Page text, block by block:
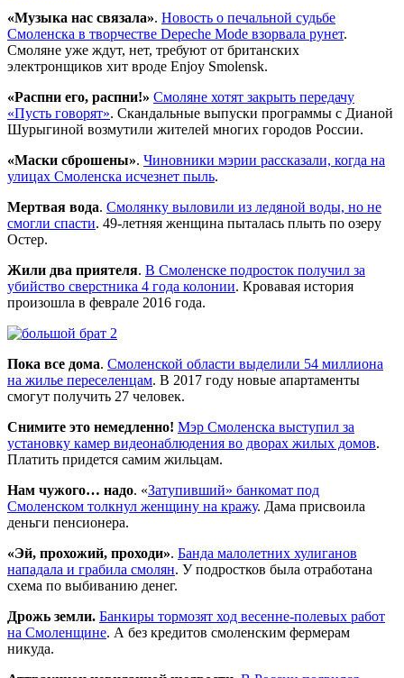
«Музыка нас связала». Новость о печальной судьбе
Смоленска в творчестве Depeche Mode взорвала рунет.
Смоляне уже ждут, нет, требуют от британских
электронщиков хит вроде Enjoy Smolensk.
«Распни его, распни!» Смоляне хотят закрыть передачу
«Пусть говорят». Скандальные выпуски программы с Дианой
Шурыгиной возмутили жителей многих городов России.
«Маски сброшены». Чиновники мэрии рассказали, когда на
улицах Смоленска исчезнет пыль.
Мертвая вода. Смолянку выловили из ледяной воды, но не
смогли спасти. 49-летняя женщина пыталась плыть по озеру
Остер.
Жили два приятеля. В Смоленске подросток получил за
убийство сверстника 4 года колонии. Кровавая история
произошла в феврале 2016 года.
Пока все дома. Смоленской области выделили 54 миллиона
на жилье переселенцам. В 2017 году новые апартаменты
смогут получить 27 человек.
Снимите это немедленно! Мэр Смоленска выступил за
установку камер видеонаблюдения во дворах жилых домов.
Платить придется самим жильцам.
Нам чужого… надо. «Затупивший» банкомат под
Смоленском толкнул женщину на кражу. Дама присвоила
деньги пенсионера.
«Эй, прохожий, проходи». Банда малолетних хулиганов
нападала и грабила смолян. У подростков была отработана
схема по выбиванию денег.
Дрожь земли. Банкиры тормозят ход весенне-полевых работ
на Смоленщине. А без кредитов смоленским фермерам
никуда.